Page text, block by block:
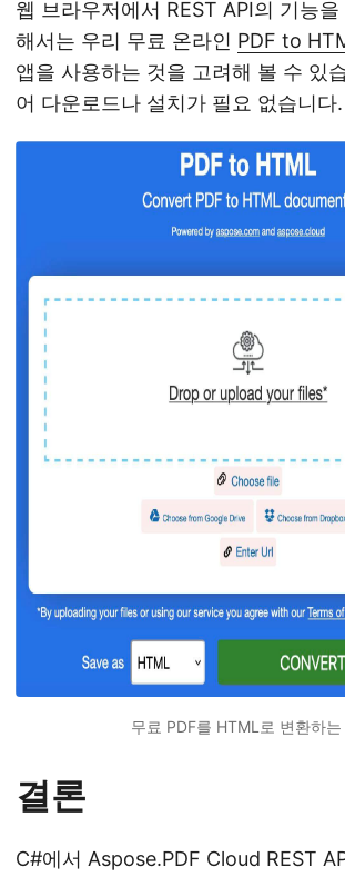
웹 브라우저에서 REST API의 기능
해서는 우리 무료 온라인 PDF to
앱을 사용하는 것을 고려해 볼 수 있
어 다운로드나 설치가 필요 없습니다.
무료 PDF를 HTML로 변환하는
결론
C#에서 Aspose.PDF Cloud REST